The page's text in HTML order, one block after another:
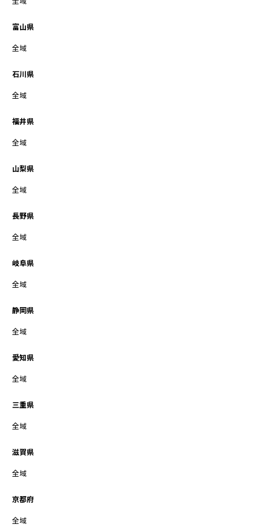
富山県
全域
石川県
全域
福井県
全域
山梨県
全域
長野県
全域
岐阜県
全域
静岡県
全域
愛知県
全域
三重県
全域
滋賀県
全域
京都府
全域